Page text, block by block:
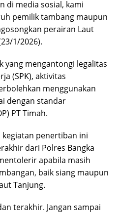
di media sosial, kami
pemilik tambang maupun
perairan Laut
1/2026).
yang mengantongi legalitas
(SPK), aktivitas
menggunakan
dengan standar
PT Timah.
penertiban ini
dari Polres Bangka
apabila masih
baik siang maupun
Tanjung.
terakhir. Jangan sampai